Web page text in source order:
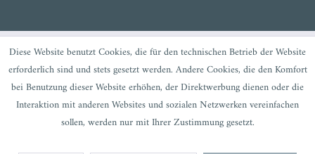
Diese Website benutzt Cookies, die für den technischen Betrieb der Website
erforderlich sind und stets gesetzt werden. Andere Cookies, die den Komfort
bei Benutzung dieser Website erhöhen, der Direktwerbung dienen oder die
Interaktion mit anderen Websites und sozialen Netzwerken vereinfachen
sollen, werden nur mit Ihrer Zustimmung gesetzt.